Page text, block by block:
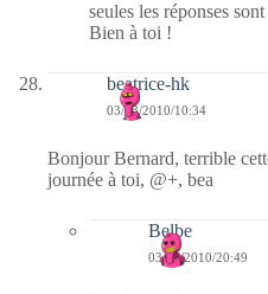
seules les réponses
Bien à toi !
beatrice-hk
03/03/2010/10:34
Bonjour Bernard, terrible
journée à toi, @+, bea
Belbe
03/03/2010/20:49